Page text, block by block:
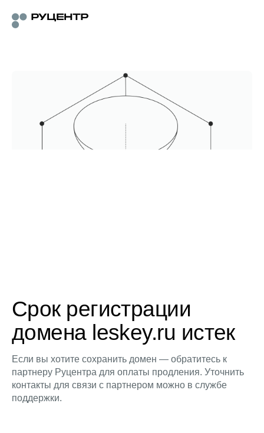
Срок регистрации
домена leskey.ru истек
Если вы хотите сохранить домен — обратитесь к
партнеру Руцентра для оплаты продления. Уточнить
контакты для связи с партнером можно в службе
поддержки.